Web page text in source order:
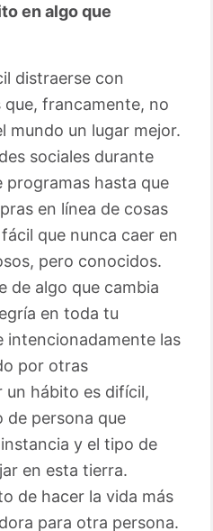
en algo que
distraerse con
francamente, no
mundo un lugar mejor.
sociales durante
programas hasta que
en línea de cosas
que nunca caer en
pero conocidos.
de algo que cambia
en toda tu
intencionadamente las
por otras
un hábito es difícil,
de persona que
y el tipo de
en esta tierra.
de hacer la vida más
para otra persona.